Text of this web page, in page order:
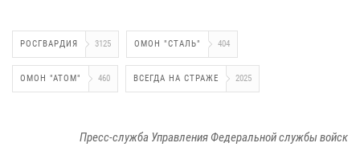
РОСГВАРДИЯ 3125 ОМОН "СТАЛЬ" 404
ОМОН "АТОМ" 460 ВСЕГДА НА СТРАЖЕ 2025
Пресс-служба Управления Федеральной службы войск